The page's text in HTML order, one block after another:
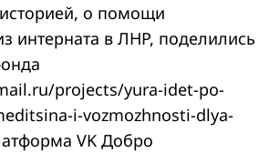
о помощи
интерната в ЛНР, поделились
projects/yura-idet-po-
i-vozmozhnosti-dlya-
VK Добро